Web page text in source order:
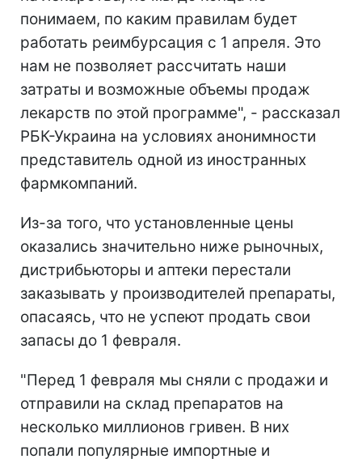
понимаем, по каким правилам будет
работать реимбурсация с 1 апреля. Это
нам не позволяет рассчитать наши
затраты и возможные объемы продаж
лекарств по этой программе", - рассказал
РБК-Украина на условиях анонимности
представитель одной из иностранных
фармкомпаний.
Из-за того, что установленные цены
оказались значительно ниже рыночных,
дистрибьюторы и аптеки перестали
заказывать у производителей препараты,
опасаясь, что не успеют продать свои
запасы до 1 февраля.
"Перед 1 февраля мы сняли с продажи и
отправили на склад препаратов на
несколько миллионов гривен. В них
попали популярные импортные и